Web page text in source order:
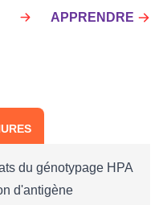
APPRENDRE
du génotypage HPA
d'antigène